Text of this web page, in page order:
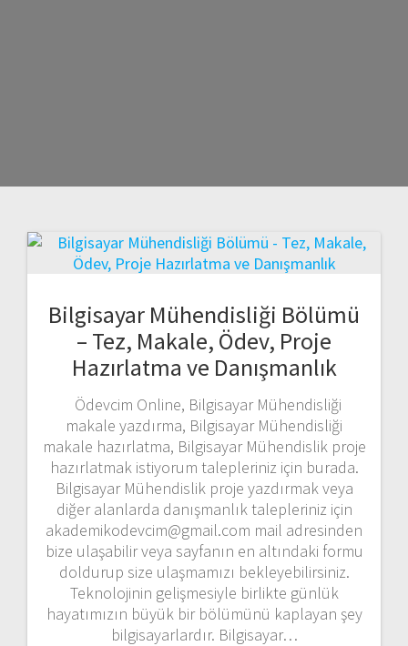
Bilgisayar Mühendisliği Bölümü
– Tez, Makale, Ödev, Proje
Hazırlatma ve Danışmanlık
Ödevcim Online, Bilgisayar Mühendisliği
makale yazdırma, Bilgisayar Mühendisliği
makale hazırlatma, Bilgisayar Mühendislik proje
hazırlatmak istiyorum talepleriniz için burada.
Bilgisayar Mühendislik proje yazdırmak veya
diğer alanlarda danışmanlık talepleriniz için
akademikodevcim@gmail.com mail adresinden
bize ulaşabilir veya sayfanın en altındaki formu
doldurup size ulaşmamızı bekleyebilirsiniz.
Teknolojinin gelişmesiyle birlikte günlük
hayatımızın büyük bir bölümünü kaplayan şey
bilgisayarlardır. Bilgisayar…